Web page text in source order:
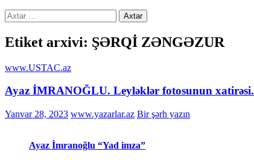
Axtarış:
Etiket arxivi: ŞƏRQİ ZƏNGƏZUR
www.USTAC.az
Ayaz İMRANOĞLU. Leyləklər fotosunun xatirəsi.
Yanvar 28, 2023 www.yazarlar.az Bir şərh yazın
Ayaz İmranoğlu “Yad imza”